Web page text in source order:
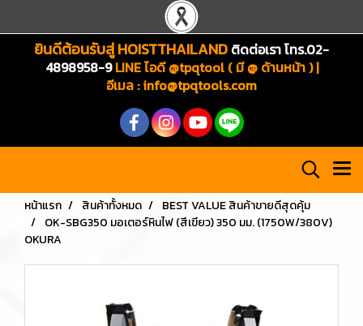
ยินดีต้อนรับสู่ HOISTTHAILAND ติดต่อเรา โทร.02-
4898958-9LINE ไอดี @tpqtool ( มี @ ด้านหน้า ) |
อีเมล :info@tpqtools.com
หน้าแรก สินค้าทั้งหมด
BEST VALUE สินค้าขายดีสุดคุ้ม
OK-SBG350 มอเตอร์หินไฟ (สีเขียว) 350 มม. (1750W/380V)
OKURA